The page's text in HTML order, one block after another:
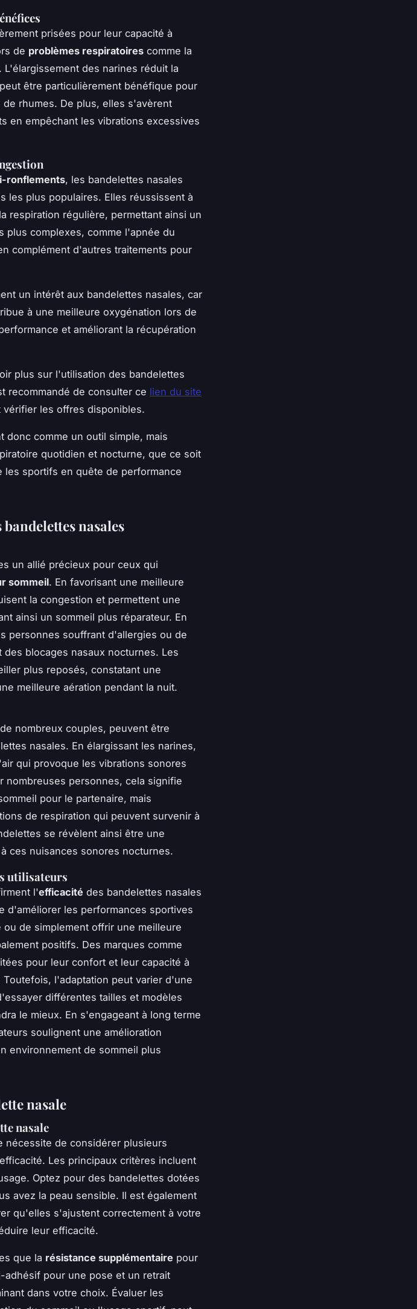
prisées pour leur capacité à
de problèmes respiratoires comme la
des narines réduit la
être particulièrement bénéfique pour
rhumes. De plus, elles s'avèrent
en empêchant les vibrations excessives
ronflements, les bandelettes nasales
les plus populaires. Elles réussissent à
respiration régulière, permettant ainsi un
plus complexes, comme l'apnée du
complément d'autres traitements pour
un intérêt aux bandelettes nasales, car
à une meilleure oxygénation lors de
et améliorant la récupération
plus sur l'utilisation des bandelettes
recommandé de consulter ce lien du site
les offres disponibles.
donc comme un outil simple, mais
quotidien et nocturne, que ce soit
les sportifs en quête de performance
nasales
un allié précieux pour ceux qui
sommeil. En favorisant une meilleure
la congestion et permettent une
ainsi un sommeil plus réparateur. En
personnes souffrant d'allergies ou de
blocages nasaux nocturnes. Les
plus reposés, constatant une
meilleure aération pendant la nuit.
nombreux couples, peuvent être
nasales. En élargissant les narines,
qui provoque les vibrations sonores
nombreuses personnes, cela signifie
pour le partenaire, mais
de respiration qui peuvent survenir à
se révèlent ainsi être une
ces nuisances sonores nocturnes.
utilisateurs
l'efficacité des bandelettes nasales
d'améliorer les performances sportives
de simplement offrir une meilleure
positifs. Des marques comme
pour leur confort et leur capacité à
l'adaptation peut varier d'une
différentes tailles et modèles
le mieux. En s'engageant à long terme
soulignent une amélioration
environnement de sommeil plus
nasale
nasale
nécessite de considérer plusieurs
Les principaux critères incluent
Optez pour des bandelettes dotées
avez la peau sensible. Il est également
qu'elles s'ajustent correctement à votre
leur efficacité.
que la résistance supplémentaire pour
pour une pose et un retrait
dans votre choix. Évaluer les